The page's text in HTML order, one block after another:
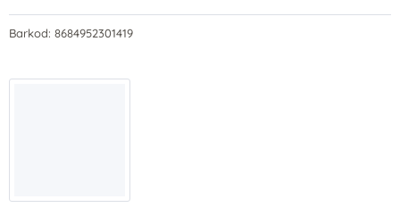
Barkod: 8684952301419